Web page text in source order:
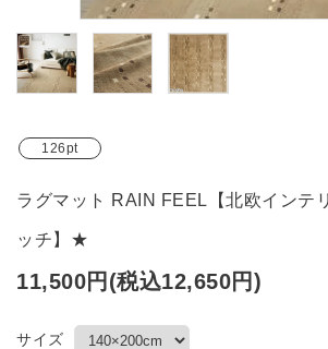
126pt
ラグマット RAIN FEEL【北欧インテ
ッチ】★
11,500円(税込12,650円)
サイズ